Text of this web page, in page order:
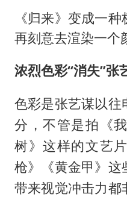
《归来》变成一
再刻意去渲染一个
浓烈色彩“消失”张
色彩是张艺谋以往
分，不管是拍《
树》这样的文艺
枪》《黄金甲》这
带来视觉冲击力都